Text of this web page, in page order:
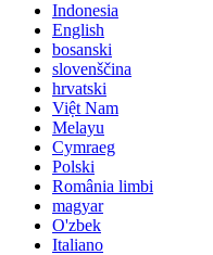
Indonesia
English
bosanski
slovenščina
hrvatski
Việt Nam
Melayu
Cymraeg
Polski
România limbi
magyar
O'zbek
Italiano